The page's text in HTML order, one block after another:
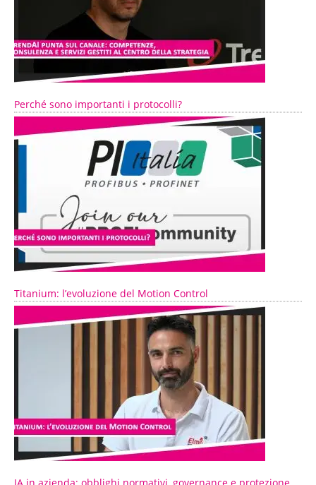
Perché sono importanti i protocolli?
Titanium: l’evoluzione del Motion Control